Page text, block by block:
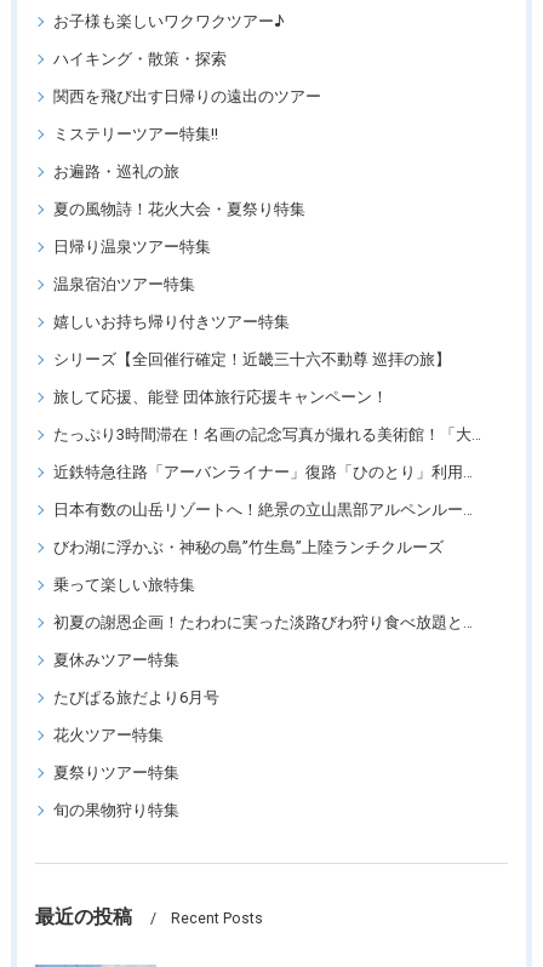
お子様も楽しいワクワクツアー♪
ハイキング・散策・探索
関西を飛び出す日帰りの遠出のツアー
ミステリーツアー特集!!
お遍路・巡礼の旅
夏の風物詩！花火大会・夏祭り特集
日帰り温泉ツアー特集
温泉宿泊ツアー特集
嬉しいお持ち帰り付きツアー特集
シリーズ【全回催行確定！近畿三十六不動尊 巡拝の旅】
旅して応援、能登 団体旅行応援キャンペーン！
たっぷり3時間滞在！名画の記念写真が撮れる美術館！「大塚国際美術館」
近鉄特急往路「アーバンライナー」復路「ひのとり」利用ツアー
日本有数の山岳リゾートへ！絶景の立山黒部アルペンルートツアー
びわ湖に浮かぶ・神秘の島”竹生島”上陸ランチクルーズ
乗って楽しい旅特集
初夏の謝恩企画！たわわに実った淡路びわ狩り食べ放題と「王侯貴族のバラ園」須磨離宮公園
夏休みツアー特集
たびぱる旅だより6月号
花火ツアー特集
夏祭りツアー特集
旬の果物狩り特集
最近の投稿 Recent Posts